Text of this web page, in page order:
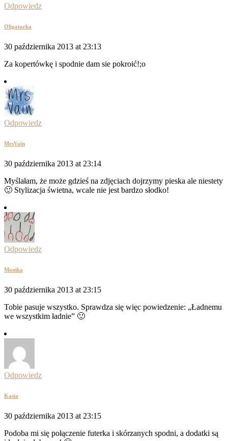
Odpowiedz
Oligatorka
30 października 2013 at 23:13
Za kopertówkę i spodnie dam sie pokroić!;o
Odpowiedz
MrsVain
30 października 2013 at 23:14
Myślałam, że może gdzieś na zdjęciach dojrzymy pieska ale niestety
🙂 Stylizacja świetna, wcale nie jest bardzo słodko!
Odpowiedz
Monika
30 października 2013 at 23:15
Tobie pasuje wszystko. Sprawdza się więc powiedzenie: „Ładnemu
we wszystkim ładnie” 🙂
Odpowiedz
Kasia
30 października 2013 at 23:15
Podoba mi się połączenie futerka i skórzanych spodni, a dodatki są